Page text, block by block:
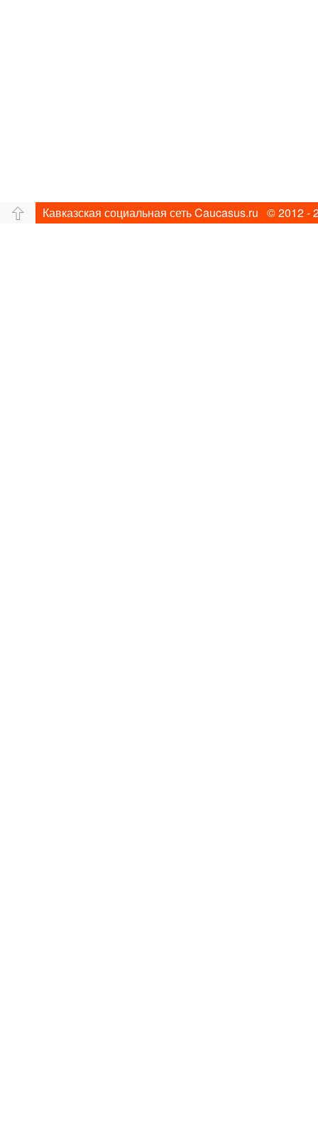
Кавказская социальная сеть Caucasus.ru © 2012 -